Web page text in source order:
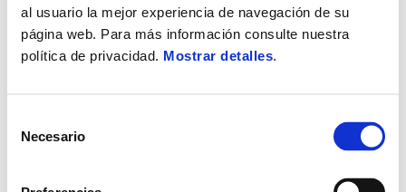
al usuario la mejor experiencia de navegación de su
página web. Para más información consulte nuestra
política de privacidad. Mostrar detalles.
Necesario